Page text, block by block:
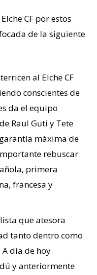
CF por estos
de la siguiente
al Elche CF
conscientes de
da el equipo
Raul Guti y Tete
máxima de
rebuscar
primera
francesa y
que atesora
tanto dentro como
día de hoy
y anteriormente